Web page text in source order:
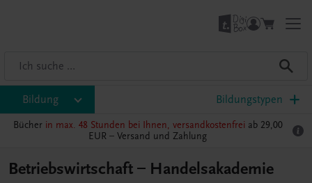
Bildung Bildungstypen
Bücher in max. 48 Stunden bei Ihnen, versandkostenfrei ab 29,00
EUR – Versand und Zahlung
Betriebswirtschaft – Handelsakademie